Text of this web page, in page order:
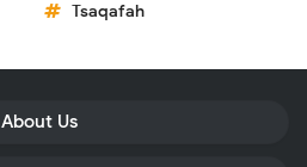
Tsaqafah
About Us